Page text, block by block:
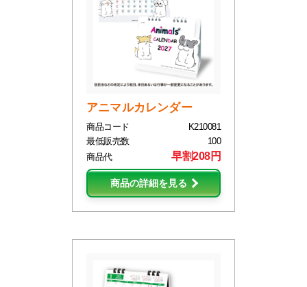
アニマルカレンダー
商品コード
K210081
最低販売数
100
商品代
早割208円
商品の詳細を見る